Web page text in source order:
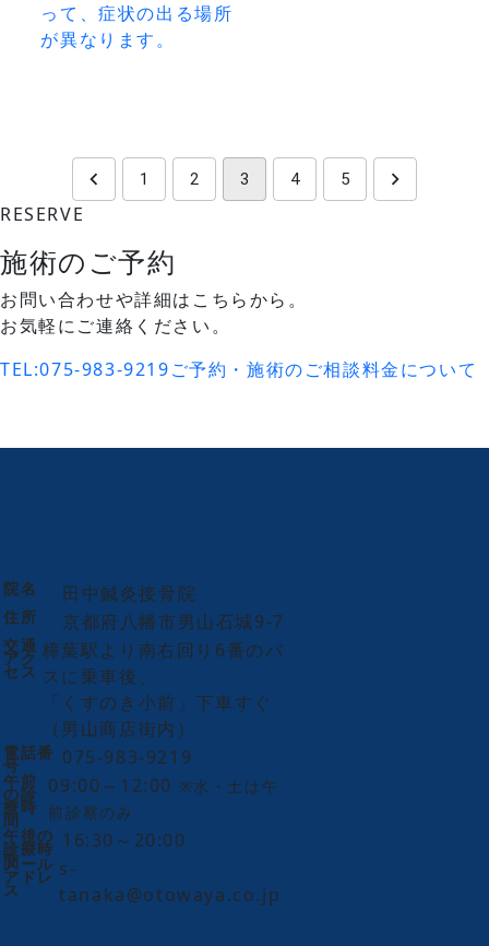
って、症状の出る場所
が異なります。
1 2 3 4 5
RESERVE
施術のご予約
お問い合わせや詳細はこちらから。
お気軽にご連絡ください。
TEL:075-983-9219ご予約・施術のご相談料金について
院名 田中鍼灸接骨院
住所 京都府八幡市男山石城9-7
交通
アク
セス
樟葉駅より南右回り6番のバ
スに乗車後、
「くすのき小前」下車すぐ
（男山商店街内）
電話番
号 075-983-9219
午前
の診
療時
間
09:00～12:00 ※水・土は午
前診察のみ
午後の
診療時
間
16:30～20:00
メール
アドレ
ス
s-
tanaka@otowaya.co.jp